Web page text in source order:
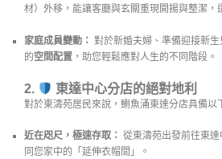
材）外移，能讓客廳與玄關重現開揚與整潔，
家庭成員變動： 對於新婚夫婦、準備迎接新
的空間配置 ，助您輕鬆應對人生的不同階段。
2. 東達中心分店的絕對地利
對於東濤苑居民來說，鰂魚涌東達分店具備以
近在咫尺，極速存取： 從東濤苑出發前往東
同您家中的「延伸衣帽間」。